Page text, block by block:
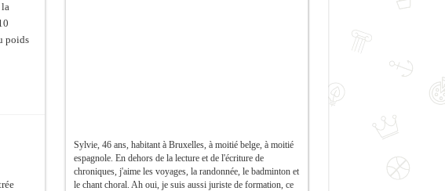
poids
Sylvie, 46 ans, habitant à Bruxelles, à moitié belge, à moitié
espagnole. En dehors de la lecture et de l'écriture de
chroniques, j'aime les voyages, la randonnée, le badminton et
le chant choral. Ah oui, je suis aussi juriste de formation, ce